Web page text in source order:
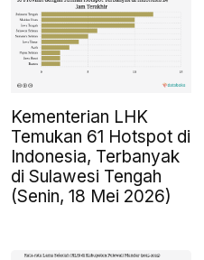
Kementerian LHK
Temukan 61 Hotspot di
Indonesia, Terbanyak
di Sulawesi Tengah
(Senin, 18 Mei 2026)